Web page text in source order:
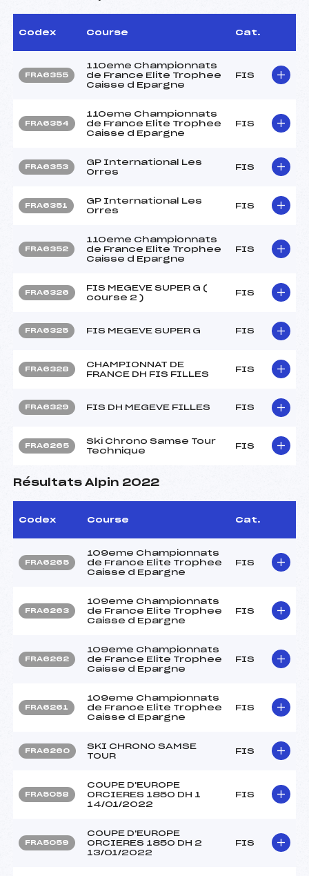
Codex Course Cat.
FRA6355
110eme Championnats
de France Elite Trophee
Caisse d Epargne
FIS
FRA6354
110eme Championnats
de France Elite Trophee
Caisse d Epargne
FIS
FRA6353
GP International Les
Orres
FIS
FRA6351
GP International Les
Orres
FIS
FRA6352
110eme Championnats
de France Elite Trophee
Caisse d Epargne
FIS
FRA6326
FIS MEGEVE SUPER G (
course 2 )
FIS
FRA6325 FIS MEGEVE SUPER G FIS
FRA6328
CHAMPIONNAT DE
FRANCE DH FIS FILLES
FIS
FRA6329 FIS DH MEGEVE FILLES FIS
FRA6265
Ski Chrono Samse Tour
Technique
FIS
Résultats Alpin 2022
Codex Course Cat.
FRA6265
109eme Championnats
de France Elite Trophee
Caisse d Epargne
FIS
FRA6263
109eme Championnats
de France Elite Trophee
Caisse d Epargne
FIS
FRA6262
109eme Championnats
de France Elite Trophee
Caisse d Epargne
FIS
FRA6261
109eme Championnats
de France Elite Trophee
Caisse d Epargne
FIS
FRA6260
SKI CHRONO SAMSE
TOUR
FIS
FRA5058
COUPE D'EUROPE
ORCIERES 1850 DH 1
14/01/2022
FIS
FRA5059
COUPE D'EUROPE
ORCIERES 1850 DH 2
13/01/2022
FIS